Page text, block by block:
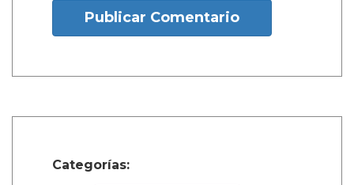
Publicar Comentario
Categorías: